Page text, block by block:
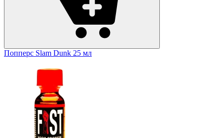
Попперс Slam Dunk 25 мл